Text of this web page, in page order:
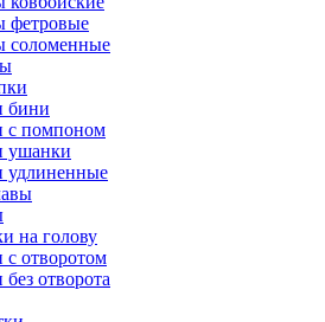
бини
помпоном
ушанки
на голову
отворотом
отворота